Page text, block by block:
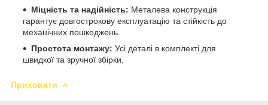
Міцність та надійність: Металева конструкція
гарантує довгострокову експлуатацію та стійкість до
механічних пошкоджень.
Простота монтажу: Усі деталі в комплекті для
швидкої та зручної збірки.
Приховати